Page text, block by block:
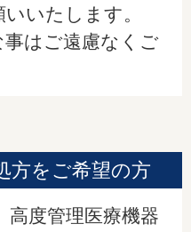
いたします。
事はご遠慮なくご
方をご希望の方
度管理医療機器